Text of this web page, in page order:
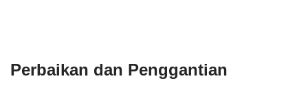
Perbaikan dan Penggantian